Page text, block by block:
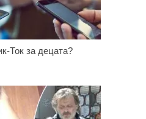
Ток за децата?